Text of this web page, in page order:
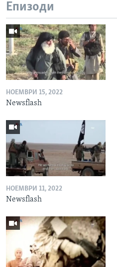
Епизоди
НОЕМВРИ 15, 2022
Newsflash
НОЕМВРИ 11, 2022
Newsflash